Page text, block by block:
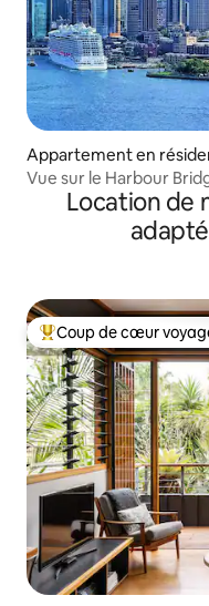
Appartement en
Vue sur le Harbour
de parking
Location de
Coups de cœur
Coup de cœur